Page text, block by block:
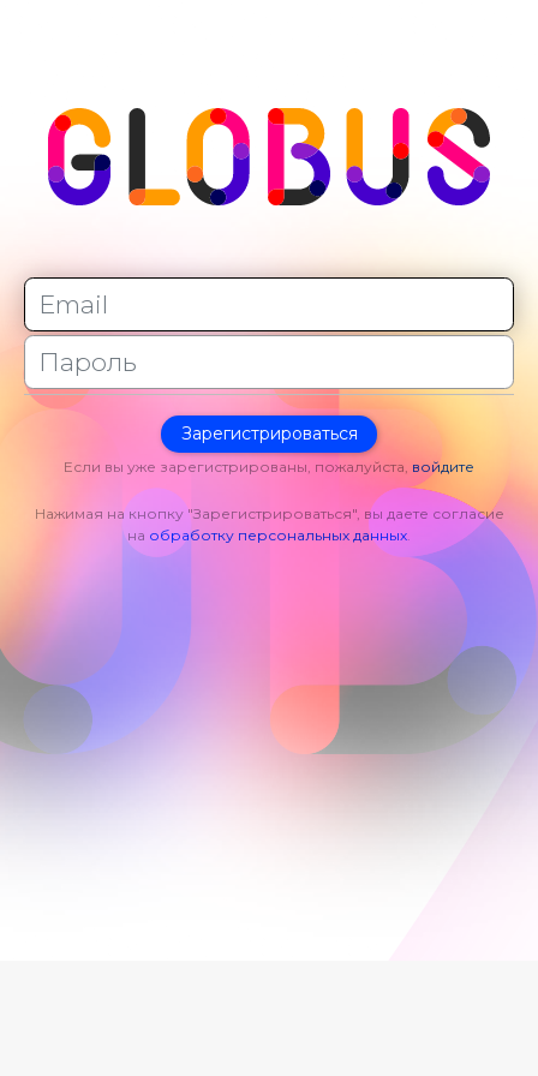
Зарегистрироваться
Если вы уже зарегистрированы, пожалуйста, войдите
Нажимая на кнопку "Зарегистрироваться", вы даете согласие
на обработку персональных данных.